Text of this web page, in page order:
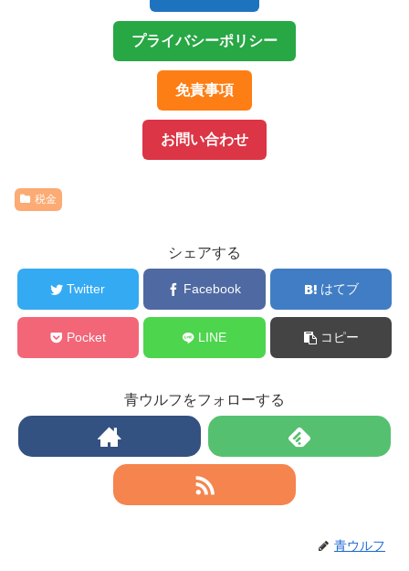
プライバシーポリシー
免責事項
お問い合わせ
税金
シェアする
Twitter Facebook はてブ
Pocket LINE コピー
青ウルフをフォローする
青ウルフ